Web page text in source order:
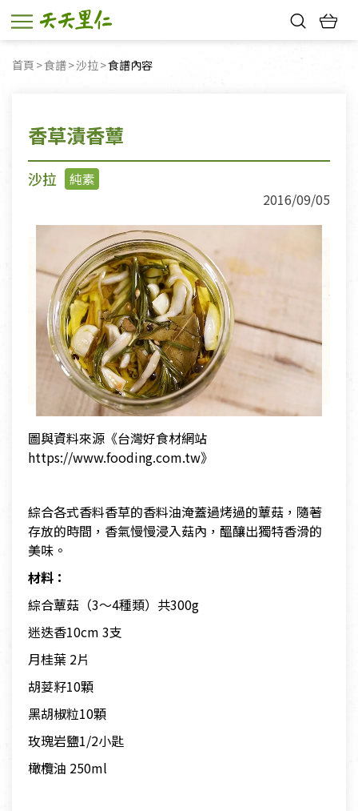
首頁 食譜 沙拉 目前頁面：
食譜內容
香草漬香蕈
沙拉
純素
2016/09/05
圖與資料來源《台灣好食材網站
https://www.fooding.com.tw》
綜合各式香料香草的香料油淹蓋過烤過的蕈菇，隨著
存放的時間，香氣慢慢浸入菇內，醞釀出獨特香滑的
美味。
材料：
綜合蕈菇（3～4種類）共300g
迷迭香10cm 3支
月桂葉 2片
胡荽籽10顆
黑胡椒粒10顆
玫瑰岩鹽1/2小匙
橄欖油 250ml